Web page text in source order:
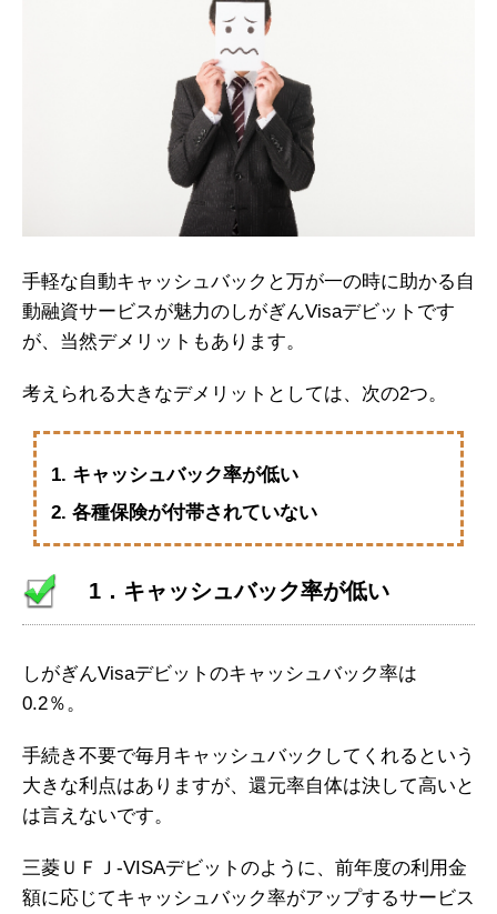
手軽な自動キャッシュバックと万が一の時に助かる自
動融資サービスが魅力のしがぎんVisaデビットです
が、当然デメリットもあります。
考えられる大きなデメリットとしては、次の2つ。
キャッシュバック率が低い
各種保険が付帯されていない
1．キャッシュバック率が低い
しがぎんVisaデビットのキャッシュバック率は
0.2％。
手続き不要で毎月キャッシュバックしてくれるという
大きな利点はありますが、還元率自体は決して高いと
は言えないです。
三菱ＵＦＪ-VISAデビットのように、前年度の利用金
額に応じてキャッシュバック率がアップするサービス